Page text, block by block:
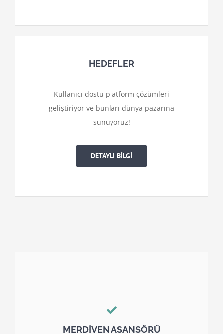
HEDEFLER
Kullanıcı dostu platform çözümleri
geliştiriyor ve bunları dünya pazarına
sunuyoruz!
DETAYLI BİLGİ
MERDİVEN ASANSÖRÜ